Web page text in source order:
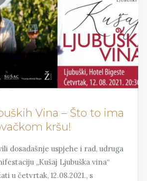
Vina – Što to ima
kršu!
dosadašnje uspjehe i rad, udruga
„Kušaj Ljubuška vina“
u četvrtak, 12.08.2021., s